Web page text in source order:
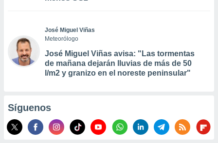
José Miguel Viñas
Meteorólogo
José Miguel Viñas avisa: "Las tormentas
de mañana dejarán lluvias de más de 50
l/m2 y granizo en el noreste peninsular"
Síguenos